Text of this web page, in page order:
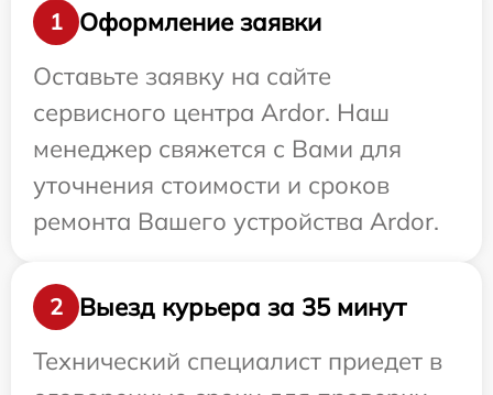
1
Оформление заявки
Оставьте заявку на сайте
сервисного центра Ardor. Наш
менеджер свяжется с Вами для
уточнения стоимости и сроков
ремонта Вашего устройства Ardor.
2
Выезд курьера за 35 минут
Технический специалист приедет в